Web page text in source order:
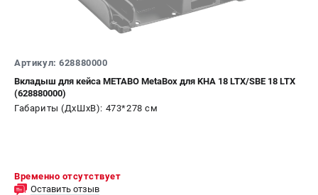
Запчасти для изделий
+7 (812) 407-39-48
Информация размещённая на сайте не является публичной
офертой.
сб - с 10:00 до 16:00
Артикул: 628880000
Вкладыш для кейса METABO MetaBox для KHA 18 LTX/SBE 18 LTX
(628880000)
Габариты (ДхШхВ): 473*278 см
Временно отсутствует
Оставить отзыв